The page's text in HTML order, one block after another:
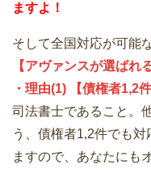
ますよ！
そして全国対応が可能
【アヴァンスが選ばれ
・理由(1) 【債権者1,2
司法書士であること。
う、債権者1,2件でも
ますので、あなたにも